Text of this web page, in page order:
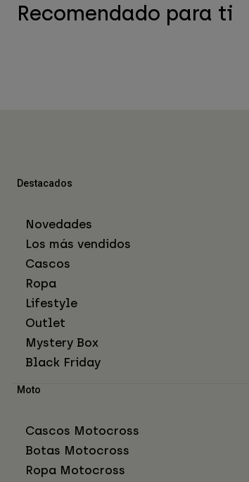
Recomendado para ti
Destacados
Novedades
Los más vendidos
Cascos
Ropa
Lifestyle
Outlet
Mystery Box
Black Friday
Moto
Cascos Motocross
Botas Motocross
Ropa Motocross